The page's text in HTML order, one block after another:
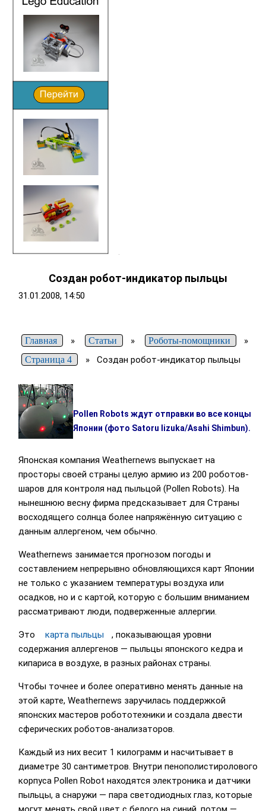
Создан робот-индикатор пыльцы
31.01.2008, 14:50
Главная » Статьи » Роботы-помощники »
Страница 4 » Создан робот-индикатор пыльцы
Pollen Robots ждут отправки во все концы
Японии (фото Satoru Iizuka/Asahi Shimbun).
Японская компания Weathernews выпускает на
просторы своей страны целую армию из 200 роботов-
шаров для контроля над пыльцой (Pollen Robots). На
нынешнюю весну фирма предсказывает для Страны
восходящего солнца более напряжённую ситуацию с
данным аллергеном, чем обычно.
Weathernews занимается прогнозом погоды и
составлением непрерывно обновляющихся карт Японии
не только с указанием температуры воздуха или
осадков, но и с картой, которую с большим вниманием
рассматривают люди, подверженные аллергии.
Это карта пыльцы
, показывающая уровни
содержания аллергенов — пыльцы японского кедра и
кипариса в воздухе, в разных районах страны.
Чтобы точнее и более оперативно менять данные на
этой карте, Weathernews заручилась поддержкой
японских мастеров робототехники и создала двести
сферических роботов-анализаторов.
Каждый из них весит 1 килограмм и насчитывает в
диаметре 30 сантиметров. Внутри пенополистиролового
корпуса Pollen Robot находятся электроника и датчики
пыльцы, а снаружи — пара светодиодных глаз, которые